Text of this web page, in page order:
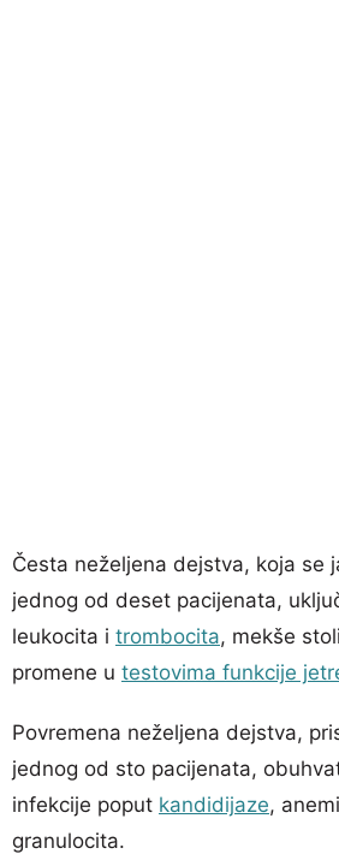
Česta neželjena dejstva, koja se
jednog od deset pacijenata,
leukocita i trombocita, mekše
promene u testovima funkcije
Povremena neželjena dejstva,
jednog od sto pacijenata,
infekcije poput kandidijaze,
granulocita.